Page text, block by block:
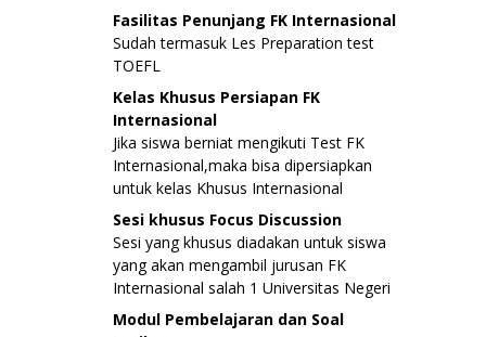
Fasilitas Penunjang FK Internasional
Sudah termasuk Les Preparation test
TOEFL
Kelas Khusus Persiapan FK
Internasional
Jika siswa berniat mengikuti Test FK
Internasional,maka bisa dipersiapkan
untuk kelas Khusus Internasional
Sesi khusus Focus Discussion
Sesi yang khusus diadakan untuk siswa
yang akan mengambil jurusan FK
Internasional salah 1 Universitas Negeri
Modul Pembelajaran dan Soal